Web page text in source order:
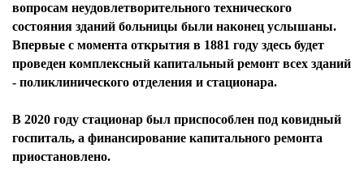
вопросам неудовлетворительного технического
состояния зданий больницы были наконец услышаны.
Впервые с момента открытия в 1881 году здесь будет
проведен комплексный капитальный ремонт всех зданий
- поликлинического отделения и стационара.
В 2020 году стационар был приспособлен под ковидный
госпиталь, а финансирование капитального ремонта
приостановлено.